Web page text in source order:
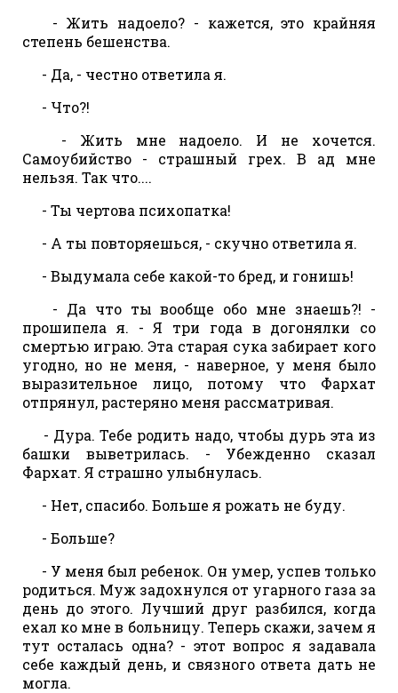
- Жить надоело? - кажется, это крайняя
степень бешенства.
- Да, - честно ответила я.
- Что?!
- Жить мне надоело. И не хочется.
Самоубийство - страшный грех. В ад мне
нельзя. Так что....
- Ты чертова психопатка!
- А ты повторяешься, - скучно ответила я.
- Выдумала себе какой-то бред, и гонишь!
- Да что ты вообще обо мне знаешь?! -
прошипела я. - Я три года в догонялки со
смертью играю. Эта старая сука забирает кого
угодно, но не меня, - наверное, у меня было
выразительное лицо, потому что Фархат
отпрянул, растеряно меня рассматривая.
- Дура. Тебе родить надо, чтобы дурь эта из
башки выветрилась. - Убежденно сказал
Фархат. Я страшно улыбнулась.
- Нет, спасибо. Больше я рожать не буду.
- Больше?
- У меня был ребенок. Он умер, успев только
родиться. Муж задохнулся от угарного газа за
день до этого. Лучший друг разбился, когда
ехал ко мне в больницу. Теперь скажи, зачем я
тут осталась одна? - этот вопрос я задавала
себе каждый день, и связного ответа дать не
могла.